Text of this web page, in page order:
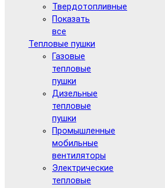
Твердотопливные
Показать
все
Тепловые пушки
Газовые
тепловые
пушки
Дизельные
тепловые
пушки
Промышленные
мобильные
вентиляторы
Электрические
тепловые